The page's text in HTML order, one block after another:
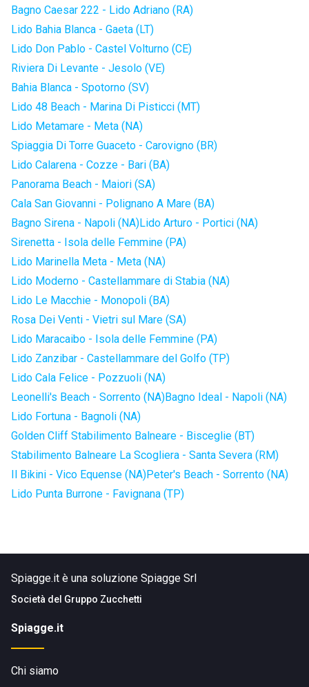
Bagno Caesar 222 - Lido Adriano (RA)
Lido Bahia Blanca - Gaeta (LT)
Lido Don Pablo - Castel Volturno (CE)
Riviera Di Levante - Jesolo (VE)
Bahia Blanca - Spotorno (SV)
Lido 48 Beach - Marina Di Pisticci (MT)
Lido Metamare - Meta (NA)
Spiaggia Di Torre Guaceto - Carovigno (BR)
Lido Calarena - Cozze - Bari (BA)
Panorama Beach - Maiori (SA)
Cala San Giovanni - Polignano A Mare (BA)
Bagno Sirena - Napoli (NA)Lido Arturo - Portici (NA)
Sirenetta - Isola delle Femmine (PA)
Lido Marinella Meta - Meta (NA)
Lido Moderno - Castellammare di Stabia (NA)
Lido Le Macchie - Monopoli (BA)
Rosa Dei Venti - Vietri sul Mare (SA)
Lido Maracaibo - Isola delle Femmine (PA)
Lido Zanzibar - Castellammare del Golfo (TP)
Lido Cala Felice - Pozzuoli (NA)
Leonelli's Beach - Sorrento (NA)Bagno Ideal - Napoli (NA)
Lido Fortuna - Bagnoli (NA)
Golden Cliff Stabilimento Balneare - Bisceglie (BT)
Stabilimento Balneare La Scogliera - Santa Severa (RM)
Il Bikini - Vico Equense (NA)Peter's Beach - Sorrento (NA)
Lido Punta Burrone - Favignana (TP)
Spiagge.it è una soluzione Spiagge Srl
Società del Gruppo Zucchetti
Spiagge.it
Chi siamo